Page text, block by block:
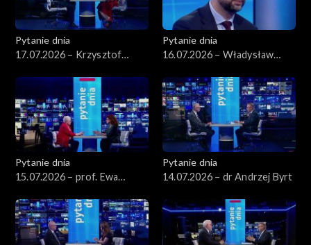
Pytanie dnia
17.07.2026 – Krzysztof
Pytanie dnia
16.07.2026 – Władysław
Pytanie dnia
15.07.2026 – prof. Ewa
Pytanie dnia
14.07.2026 – dr Andrzej Byrt